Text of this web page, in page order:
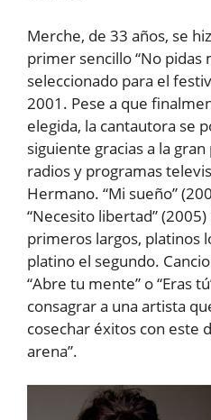
Merche, de 33 años, se
primer sencillo “No pidas
seleccionado para el
2001. Pese a que
elegida, la cantautora se
siguiente gracias a la
radios y programas
Hermano. “Mi sueño”
“Necesito libertad”
primeros largos, platinos
platino el segundo.
“Abre tu mente” o “Eras
consagrar a una artista
cosechar éxitos con este
arena”.